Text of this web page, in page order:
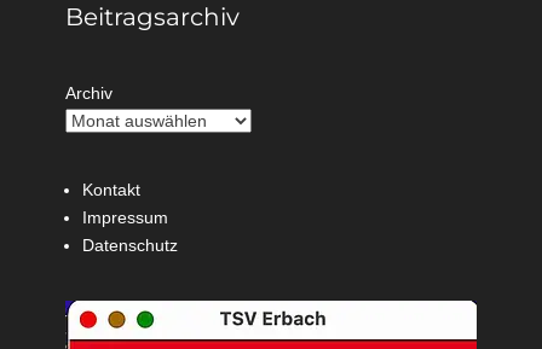
Beitragsarchiv
Archiv
Kontakt
Impressum
Datenschutz